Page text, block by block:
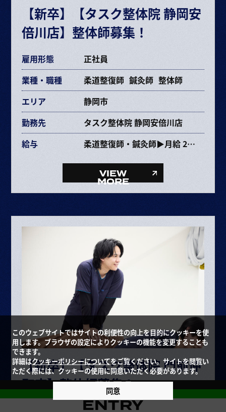
交通費規定支給
各種手当あり
【新卒】【タスク整体院 静岡安
倍川店】整体師募集！
雇用形態
正社員
業種・職種
柔道整復師 鍼灸師 整体師
エリア
静岡市
勤務先
タスク整体院 静岡安倍川店
給与
柔道整復師・鍼灸師▶月給 237,353円〜463,670円
・基本給 193,072～385,264円
・固定残業代 34,281円～68,406円（25時間）
・資格手当 10,000円
整体師▶月給 227,353円〜453,670円
・基本給 193,072～385,264円
・固定残業代 34,281円～68,406円（25時間）
ボーナス・賞与（業績に応じて年2回）
昇給 半年に1回査定
※給与は経験や能力により決定
※試用期間6ヶ月（期間中の条件変更なし）
※固定残業時間を超えた場合は超過分別途支給
交通費規定支給
各種手当あり
VIEW
MORE
【新卒】【タスク整体院 門前仲
町店】整体師募集！
募集要項
LINE登録
ENTRY
このウェブサイトではサイトの利便性の向上を目的にクッキーを使
用します。ブラウザの設定によりクッキーの機能を変更することも
できます。
詳細はクッキーポリシーについてをご覧ください。サイトを閲覧い
ただく際には、クッキーの使用に同意いただく必要があります。
同意